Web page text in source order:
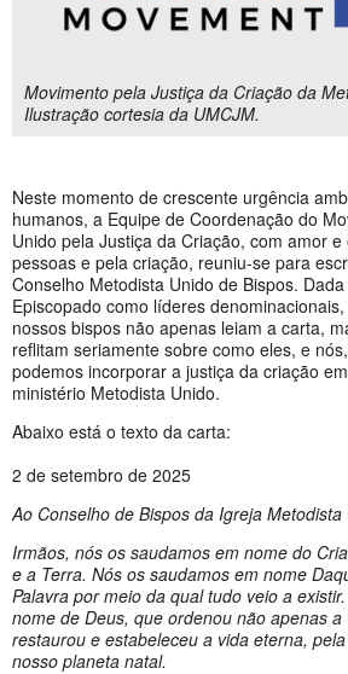
Movimento pela Justiça da Criação da
Ilustração cortesia da UMCJM.
Neste momento de crescente urgência
humanos, a Equipe de Coordenação do
Unido pela Justiça da Criação, com amor
pessoas e pela criação, reuniu-se para
Conselho Metodista Unido de Bispos.
Episcopado como líderes
nossos bispos não apenas leiam a carta,
reflitam seriamente sobre como eles, e
podemos incorporar a justiça da criação
ministério Metodista Unido.
Abaixo está o texto da carta:
2 de setembro de 2025
Ao Conselho de Bispos da Igreja Metodista
Irmãos, nós os saudamos em nome do
e a Terra. Nós os saudamos em nome
Palavra por meio da qual tudo veio a
nome de Deus, que ordenou não apenas
restaurou e estabeleceu a vida eterna,
nosso planeta natal.